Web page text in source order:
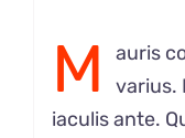
M
auris
varius.
iaculis ante.